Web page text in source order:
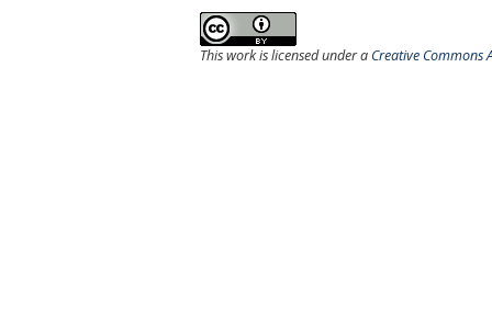
This work is licensed under a Creative Commons